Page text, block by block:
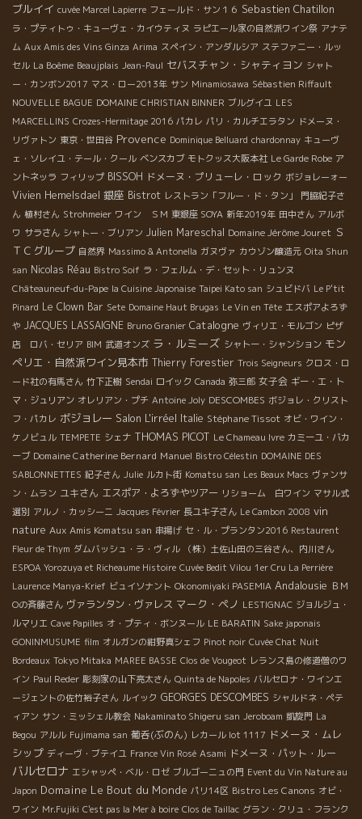
ブルイイ cuvée Marcel Lapierre フェールド・サン１６ Sebastien Chatillon
ラ・プティトゥ・キューヴェ・カイウティヌ ラピエール家の自然派ワイン祭 アナテ
ム Aux Amis des Vins Ginza Arima スペイン・アンダルシア ステファニー・ルッ
セル La Boème Beaujplais Jean-Paul セバスチャン・シャティヨン シャト
ー・カンボン2017 マス・ロー2013年 サン Minamiosawa Sébastien Riffault
NOUVELLE BAGUE DOMAINE CHRISTIAN BINNER ブルグイユ LES
MARCELLINS Crozes-Hermitage 2016 パカレ パリ・カルチエラタン ドメーヌ・
リヴァトン 東京・世田谷 Provence Dominique Belluard chardonnay キューヴ
ェ・ソレイユ・テール・クール ベンスカブ モトクッス大阪本社 Le Garde Robe ア
ントネッラ フィリップ BISSOH ドメーヌ・プリューレ・ロック ボジョレーォー
Vivien Hemelsdael 銀座 Bistrot レストラン「フルー・ド・タン」
門脇紀子さ
ん 植村さん Strohmeier ワイン ＳＭ 東銀座 SOYA 新年2019年 田中さん アルボ
ワ サラさん シャトー・ブリアン Julien Mareschal Domaine Jérôme Jouret Ｓ
ＴＣグループ 自然界 Massimo & Antonella ガヌヴァ カウゾン醸造元 Oita Shun
san Nicolas Réau Bistro Soif ラ・フェルム・デ・セット・リュンヌ
Châteauneuf-du-Pape la Cuisine Japonaise Taipei Kato san シュビドバ Le P'tit
Pinard Le Clown Bar Sete Domaine Haut Brugas Le Vin en Tête エスポアよろず
や JACQUES LASSAIGNE Bruno Granier Catalogne ヴィリエ・モルゴン ピザ
店 ロバ・セリア BIM 武道オンズ ラ・ルミーズ シャトー・シャンション モン
ペリエ・自然派ワイン見本市 Thierry Forestier Trois Seigneurs クロス・ロ
ード社の有馬さん 竹下正樹 Sendai ロイック Canada 弥三郎 女子会 ギー・エ・ト
マ・ジュリアン オレリアン・プチ Antoine Joly DESCOMBES ボジョレ・クリスト
フ・パカレ ボジョレー Salon L'irréel Italie Stéphane Tissot オビ・ワイン・
ケノビュル TEMPETE シェナ THOMAS PICOT Le Chameau Ivre カミーユ・バカ
ーブ Domaine Catherine Bernard Manuel Bistro Célestin DOMAINE DES
SABLONNETTES 紀子さん Julie ルカト街 Komatsu san Les Beaux Macs ヴァンサ
ン・ムラン ユキさん エスポア・よろずやツアー リショーム 白ワイン マサル式
選別 アルノ・カッシーニ Jacques Février 長ユキ子さん Le Cambon 2008 vin
nature Aux Amis Komatsu san 串揚げ セ・ル・プランタン2016 Restaurent
Fleur de Thym ダムバッシュ・ラ・ヴィル
（株）土佐山田の三谷さん、内川さん
ESPOA Yorozuya et Richeaume Histoire Cuvée Bedit Vilou 1er Cru La Perrière
Laurence Manya-Krief ビュイソナント Okonomiyaki PASEMIA Andalousie ＢＭ
Оの斉藤さん ヴァランタン・ヴァレス マーク・ペノ LESTIGNAC ジョルジュ・
ルマリエ Cave Papilles オ・プティ・ボンヌール LE BARATIN Sake japonais
GONINMUSUME film オルガンの紺野真シェフ Pinot noir Cuvée Chat Nuit
Bordeaux Tokyo Mitaka MAREE BASSE Clos de Vougeot レランス島の修道僧のワ
イン Paul Reder 彫刻家の山下亮太さん Quinta de Napoles バルセロナ・ワインエ
ージェントの佐竹裕子さん ルイック GEORGES DESCOMBES シャルドネ・ペテ
ィアン サン・ミッシェル教会 Nakaminato Shigeru san Jeroboam 凱旋門 La
Begou アルル Fujimama san 葡呑(ぶのん) レカール lot 1117 ドメーヌ・ムレ
シップ ディーヴ・ブテイユ France Vin Rosé Asami ドメーヌ・パット・ルー
バルセロナ エシャッペ・ベル・ロゼ ブルゴーニュの門 Event du Vin Nature au
Japon Domaine Le Bout du Monde パリ14区 Bistro Les Canons オビ・
ワイン Mr.Fujiki C'est pas la Mer à boire Clos de Taillac グラン・クリュ・フランク